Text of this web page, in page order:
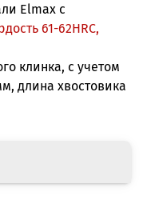
Elmax с
61-62HRC,
клинка, с учетом
длина хвостовика